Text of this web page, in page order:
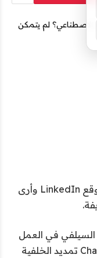
أشعر بالحرج في كل مرة أفتح فيها موقع LinkedIn وأرى
في العمل
للقطة جديدة للرأس وطلبت من ChatGPT تمديد الخلفية